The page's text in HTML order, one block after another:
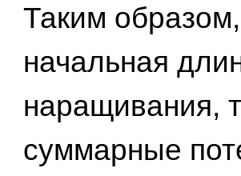
Таким
начальная
наращивания,
суммарные